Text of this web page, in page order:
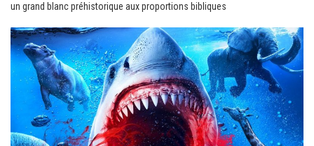
un grand blanc préhistorique aux proportions bibliques